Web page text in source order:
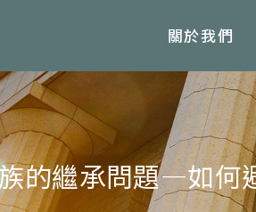
關於我們
的繼承問題—如何